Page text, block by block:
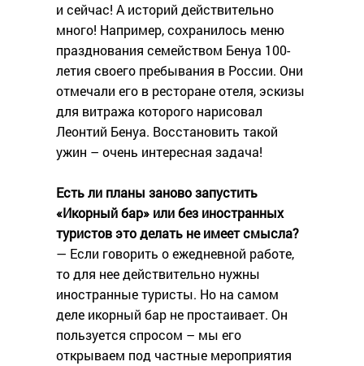
и сейчас! А историй действительно
много! Например, сохранилось меню
празднования семейством Бенуа 100-
летия своего пребывания в России. Они
отмечали его в ресторане отеля, эскизы
для витража которого нарисовал
Леонтий Бенуа. Восстановить такой
ужин – очень интересная задача!
Есть ли планы заново запустить
«Икорный бар» или без иностранных
туристов это делать не имеет смысла?
— Если говорить о ежедневной работе,
то для нее действительно нужны
иностранные туристы. Но на самом
деле икорный бар не простаивает. Он
пользуется спросом – мы его
открываем под частные мероприятия